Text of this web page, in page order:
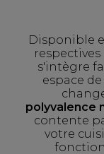
Disponible
respectives
s'intègre
espace
polyvalence
contente
votre